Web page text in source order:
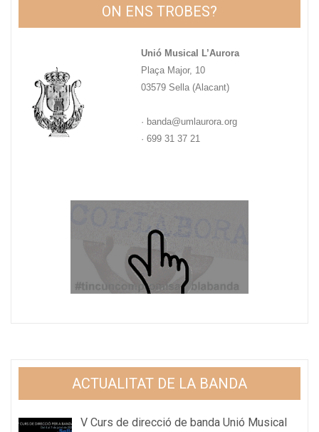
ON ENS TROBES?
Unió Musical L’Aurora
Plaça Major, 10
03579 Sella (Alacant)
· banda@umlaurora.org
· 699 31 37 21
ACTUALITAT DE LA BANDA
V Curs de direcció de banda Unió Musical